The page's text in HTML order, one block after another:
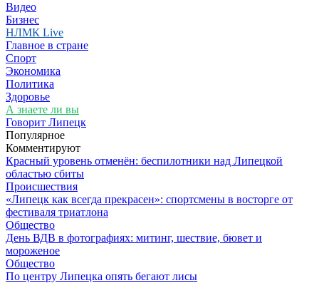
Видео
Бизнес
НЛМК Live
Главное в стране
Спорт
Экономика
Политика
Здоровье
А знаете ли вы
Говорит Липецк
Популярное
Комментируют
Красный уровень отменён: беспилотники над Липецкой
областью сбиты
Происшествия
«Липецк как всегда прекрасен»: спортсмены в восторге от
фестиваля триатлона
Общество
День ВДВ в фотографиях: митинг, шествие, бювет и
мороженое
Общество
По центру Липецка опять бегают лисы